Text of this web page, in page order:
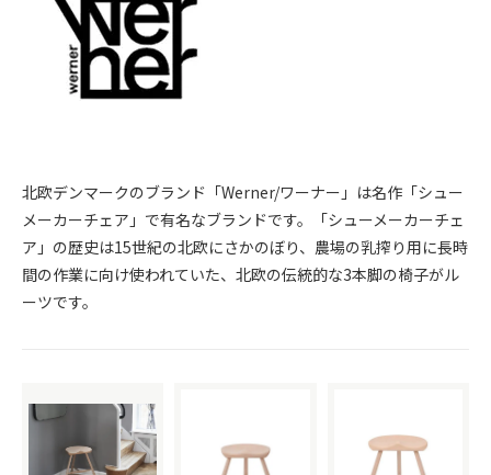
北欧デンマークのブランド「Werner/ワーナー」は名作「シュー
メーカーチェア」で有名なブランドです。「シューメーカーチェ
ア」の歴史は15世紀の北欧にさかのぼり、農場の乳搾り用に長時
間の作業に向け使われていた、北欧の伝統的な3本脚の椅子がル
ーツです。